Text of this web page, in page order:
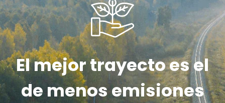
El mejor trayecto es el
de menos emisiones